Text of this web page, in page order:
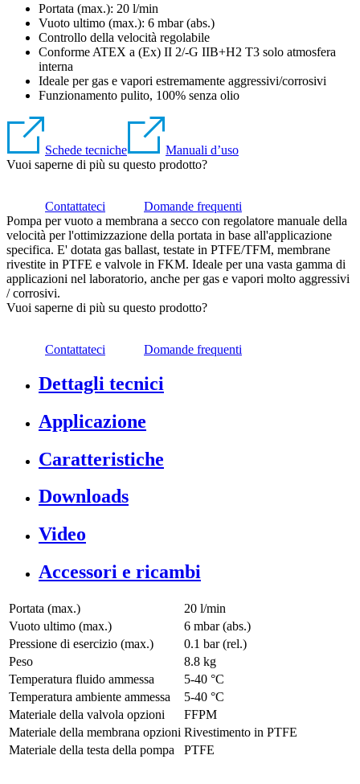
Portata (max.): 20 l/min
Vuoto ultimo (max.): 6 mbar (abs.)
Controllo della velocità regolabile
Conforme ATEX a (Ex) II 2/-G IIB+H2 T3 solo atmosfera
interna
Ideale per gas e vapori estremamente aggressivi/corrosivi
Funzionamento pulito, 100% senza olio
Schede tecniche
Manuali d’uso
Vuoi saperne di più su questo prodotto?
Contattateci
Domande frequenti
Pompa per vuoto a membrana a secco con regolatore manuale della
velocità per l'ottimizzazione della portata in base all'applicazione
specifica. E' dotata gas ballast, testate in PTFE/TFM, membrane
rivestite in PTFE e valvole in FKM. Ideale per una vasta gamma di
applicazioni nel laboratorio, anche per gas e vapori molto aggressivi
/ corrosivi.
Vuoi saperne di più su questo prodotto?
Contattateci Domande frequenti
Dettagli tecnici
Applicazione
Caratteristiche
Downloads
Video
Accessori e ricambi
Portata (max.)
20 l/min
Vuoto ultimo (max.)
6 mbar (abs.)
Pressione di esercizio (max.)
0.1 bar (rel.)
Peso
8.8 kg
Temperatura fluido ammessa
5-40 °C
Temperatura ambiente ammessa
5-40 °C
Materiale della valvola opzioni
FFPM
Materiale della membrana opzioni Rivestimento in PTFE
Materiale della testa della pompa
PTFE